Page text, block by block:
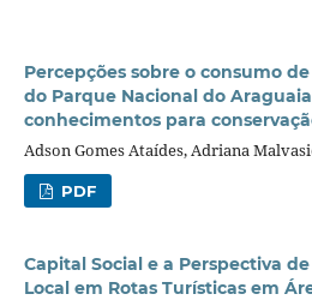
Percepções sobre o consumo
do Parque Nacional do
conhecimentos para
Adson Gomes Ataídes, Adriana
PDF
Capital Social e a Perspectiva
Local em Rotas Turísticas em